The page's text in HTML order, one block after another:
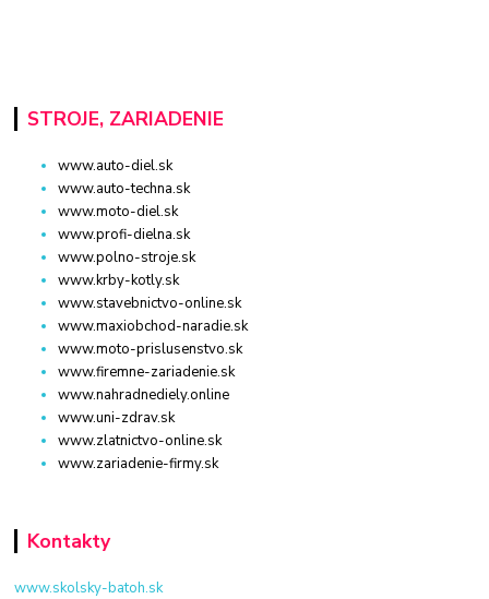
STROJE, ZARIADENIE
www.auto-diel.sk
www.auto-techna.sk
www.moto-diel.sk
www.profi-dielna.sk
www.polno-stroje.sk
www.krby-kotly.sk
www.stavebnictvo-online.sk
www.maxiobchod-naradie.sk
www.moto-prislusenstvo.sk
www.firemne-zariadenie.sk
www.nahradnediely.online
www.uni-zdrav.sk
www.zlatnictvo-online.sk
www.zariadenie-firmy.sk
Kontakty
www.skolsky-batoh.sk